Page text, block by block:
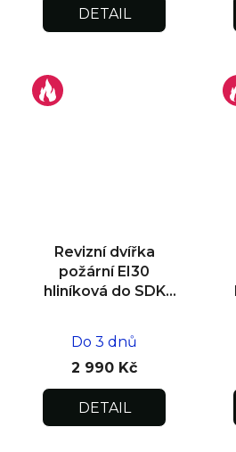
DETAIL
Revizní dvířka
požární EI30
hliníková do SDK
Do 3 dnů
2 990 Kč
DETAIL